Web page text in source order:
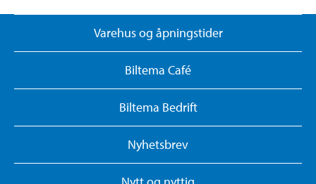
Varehus og åpningstider
Biltema Café
Biltema Bedrift
Nyhetsbrev